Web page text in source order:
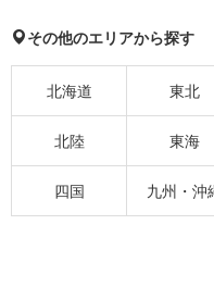
その他のエリアから探す
北海道 東北
北陸 東海
四国 九州・沖